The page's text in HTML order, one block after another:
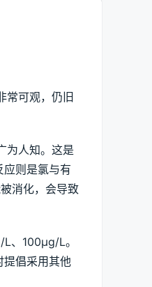
常可观，仍旧
为人知。这是
应则是氯与有
消化，会导致
、100μg/L。
倡采用其他